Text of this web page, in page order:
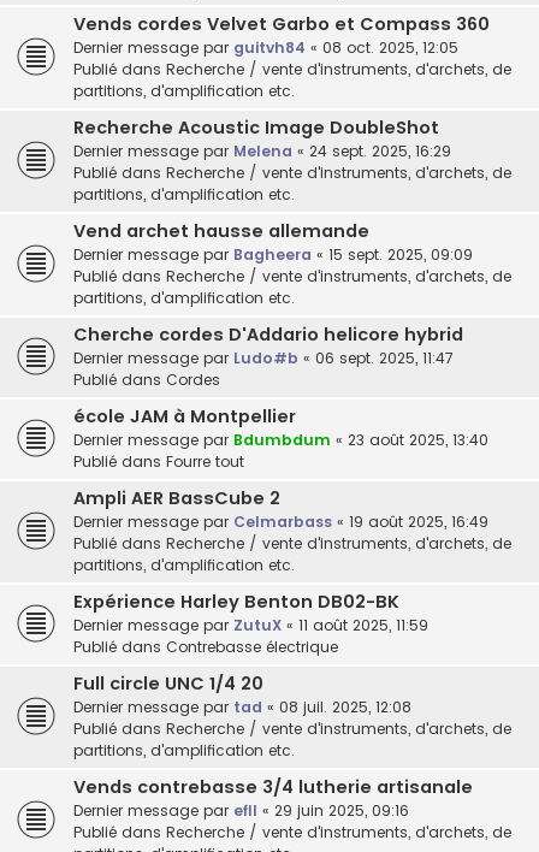
Vends cordes Velvet Garbo et Compass 360
Dernier message par guitvh84 « 08 oct. 2025, 12:05
Publié dans Recherche / vente d'instruments, d'archets, de
partitions, d'amplification etc.
Recherche Acoustic Image DoubleShot
Dernier message par Melena « 24 sept. 2025, 16:29
Publié dans Recherche / vente d'instruments, d'archets, de
partitions, d'amplification etc.
Vend archet hausse allemande
Dernier message par Bagheera « 15 sept. 2025, 09:09
Publié dans Recherche / vente d'instruments, d'archets, de
partitions, d'amplification etc.
Cherche cordes D'Addario helicore hybrid
Dernier message par Ludo#b « 06 sept. 2025, 11:47
Publié dans Cordes
école JAM à Montpellier
Dernier message par Bdumbdum « 23 août 2025, 13:40
Publié dans Fourre tout
Ampli AER BassCube 2
Dernier message par Celmarbass « 19 août 2025, 16:49
Publié dans Recherche / vente d'instruments, d'archets, de
partitions, d'amplification etc.
Expérience Harley Benton DB02-BK
Dernier message par ZutuX « 11 août 2025, 11:59
Publié dans Contrebasse électrique
Full circle UNC 1/4 20
Dernier message par tad « 08 juil. 2025, 12:08
Publié dans Recherche / vente d'instruments, d'archets, de
partitions, d'amplification etc.
Vends contrebasse 3/4 lutherie artisanale
Dernier message par efll « 29 juin 2025, 09:16
Publié dans Recherche / vente d'instruments, d'archets, de